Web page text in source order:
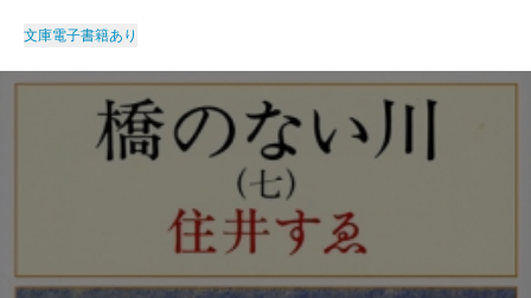
文庫電子書籍あり